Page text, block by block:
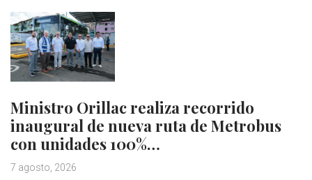
Ministro Orillac realiza recorrido
inaugural de nueva ruta de Metrobus
con unidades 100%…
7 agosto, 2026